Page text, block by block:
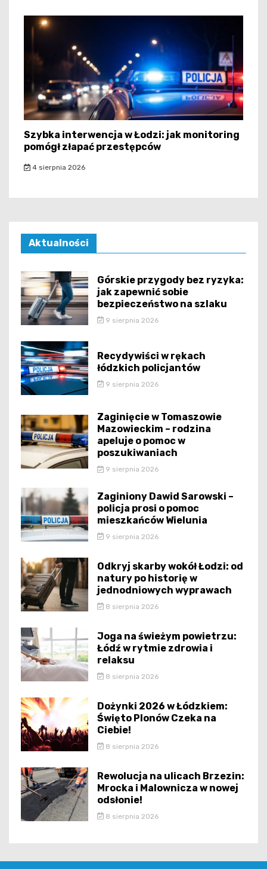
Szybka interwencja w Łodzi: jak monitoring
pomógł złapać przestępców
4 sierpnia 2026
Aktualności
Górskie przygody bez ryzyka:
jak zapewnić sobie
bezpieczeństwo na szlaku
9 sierpnia 2026
Recydywiści w rękach
łódzkich policjantów
9 sierpnia 2026
Zaginięcie w Tomaszowie
Mazowieckim – rodzina
apeluje o pomoc w
poszukiwaniach
9 sierpnia 2026
Zaginiony Dawid Sarowski –
policja prosi o pomoc
mieszkańców Wielunia
9 sierpnia 2026
Odkryj skarby wokół Łodzi: od
natury po historię w
jednodniowych wyprawach
8 sierpnia 2026
Joga na świeżym powietrzu:
Łódź w rytmie zdrowia i
relaksu
8 sierpnia 2026
Dożynki 2026 w Łódzkiem:
Święto Plonów Czeka na
Ciebie!
8 sierpnia 2026
Rewolucja na ulicach Brzezin:
Mrocka i Malownicza w nowej
odsłonie!
8 sierpnia 2026